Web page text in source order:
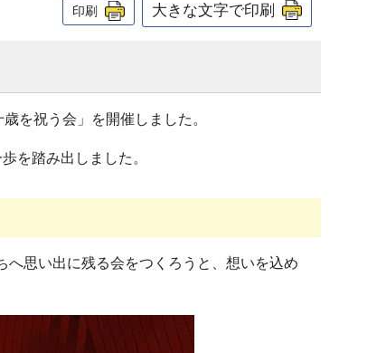
印刷 大きな文字で印刷
を祝う会」を開催しました。
を踏み出しました。
思い出に残る会をつくろうと、想いを込め